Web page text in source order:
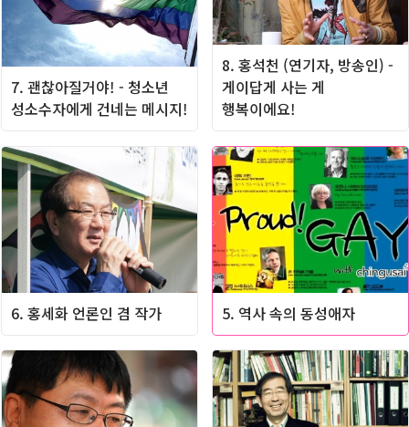
8. 홍석천 (연기자, 방송인) -
게이답게 사는 게
행복이에요!
7. 괜찮아질거야! - 청소년
성소수자에게 건네는 메시지!
6. 홍세화 언론인 겸 작가 5. 역사 속의 동성애자